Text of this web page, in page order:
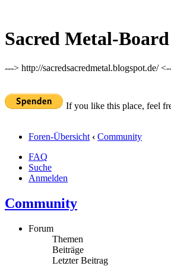
Sacred Metal-Board
---> http://sacredsacredmetal.blogspot.de/
If you like this place, feel
Foren-Übersicht ‹ Community
FAQ
Suche
Anmelden
Community
Forum
Themen
Beiträge
Letzter Beitrag